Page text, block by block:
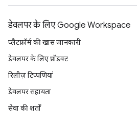
डेवलपर के लिए Google Workspace
प्लैटफ़ॉर्म की खास जानकारी
डेवलपर के लिए प्रॉडक्ट
रिलीज़ टिप्पणियां
डेवलपर सहायता
सेवा की शर्तों